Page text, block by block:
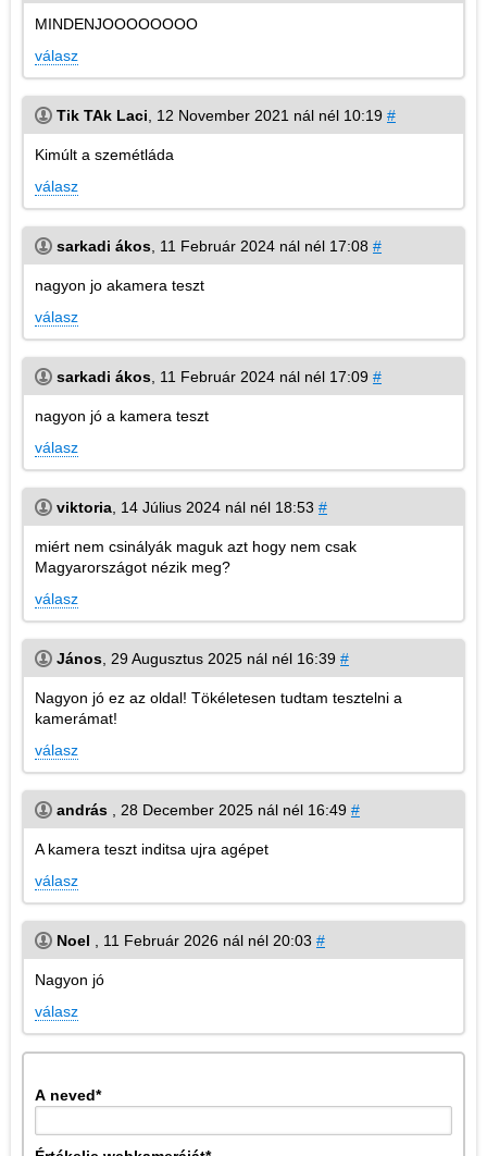
MINDENJOOOOOOOO
válasz
Tik TAk Laci 12 November 2021 nál nél 10:19 #
Kimúlt a szemétláda
válasz
sarkadi ákos 11 Február 2024 nál nél 17:08 #
nagyon jo akamera teszt
válasz
sarkadi ákos 11 Február 2024 nál nél 17:09 #
nagyon jó a kamera teszt
válasz
viktoria 14 Július 2024 nál nél 18:53 #
miért nem csinályák maguk azt hogy nem csak
Magyarországot nézik meg?
válasz
János 29 Augusztus 2025 nál nél 16:39 #
Nagyon jó ez az oldal! Tökéletesen tudtam tesztelni a
kamerámat!
válasz
andrás 28 December 2025 nál nél 16:49 #
A kamera teszt inditsa ujra agépet
válasz
Noel 11 Február 2026 nál nél 20:03 #
Nagyon jó
válasz
A neved*